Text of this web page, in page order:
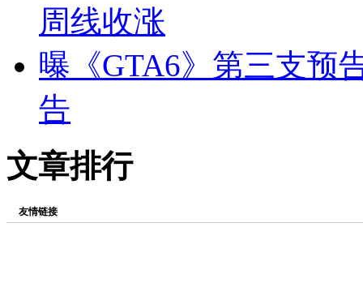
周线收涨
曝《GTA6》第三支预
告
文章排行
友情链接